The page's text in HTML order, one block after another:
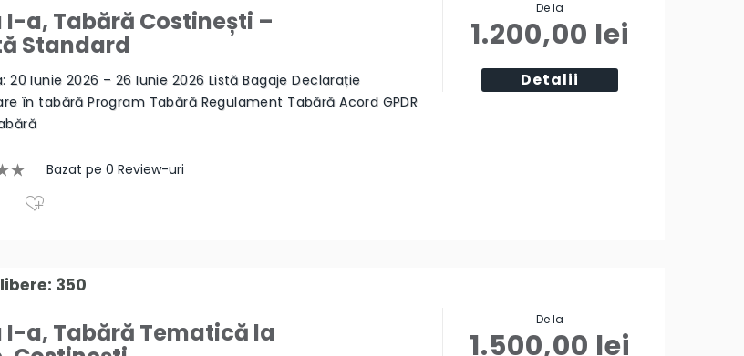
I-a, Tabără Costinești –
Standard
20 Iunie 2026 – 26 Iunie 2026 Listă Bagaje Declarație
în tabără Program Tabără Regulament Tabără Acord GPDR
Bazat pe 0 Review-uri
De la
1.200,00 lei
Detalii
350
I-a, Tabără Tematică la De la
1.500,00 lei